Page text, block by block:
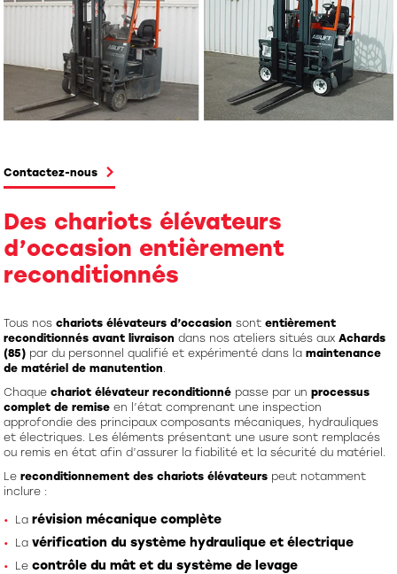
Contactez-nous
Des chariots élévateurs
d’occasion entièrement
reconditionnés
Tous noschariots élévateurs d’occasion sontentièrement
reconditionnés avant livraison dans nos ateliers situés auxAchards
(85) par du personnel qualifié et expérimenté dans lamaintenance
de matériel de manutention.
Chaquechariot élévateur reconditionné passe par unprocessus
complet de remise en l’état comprenant une inspection
approfondie des principaux composants mécaniques, hydrauliques
et électriques. Les éléments présentant une usure sont remplacés
ou remis en état afin d’assurer la fiabilité et la sécurité du matériel.
Lereconditionnement des chariots élévateurs peut notamment
inclure :
La révision mécanique complète
La vérification du système hydraulique et électrique
Le contrôle du mât et du système de levage